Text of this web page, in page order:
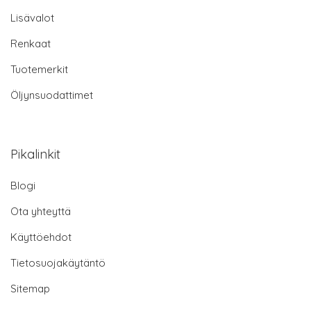
Lisävalot
Renkaat
Tuotemerkit
Öljynsuodattimet
Pikalinkit
Blogi
Ota yhteyttä
Käyttöehdot
Tietosuojakäytäntö
Sitemap